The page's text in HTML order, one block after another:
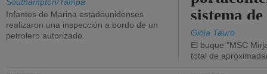
Infantes de Marina estadounidenses
realizaron una inspección a bordo de un
petrolero autorizado.
sistema
la red
Gioia Tauro
El buque "MSC
total de